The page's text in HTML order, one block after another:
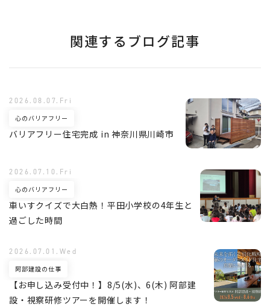
関連するブログ記事
バリアフリー住宅完成 in 神奈川県川崎市
心のバリアフリー
2026.08.07.Fri
車いすクイズで大白熱！平田小学校の4年生と
過ごした時間
心のバリアフリー
2026.07.10.Fri
【お申し込み受付中！】8/5(水)、6(木) 阿部建
設・視察研修ツアーを開催します！
阿部建設の仕事
2026.07.01.Wed